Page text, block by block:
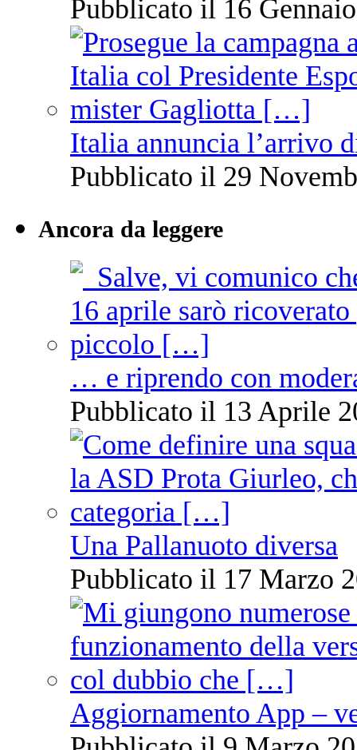
Pubblicato il 16
Italia annuncia l’arrivo
Pubblicato il 29
Ancora da leggere
… e riprendo con
Pubblicato il 13 Aprile
Una Pallanuoto diversa
Pubblicato il 17 Marzo
Aggiornamento App –